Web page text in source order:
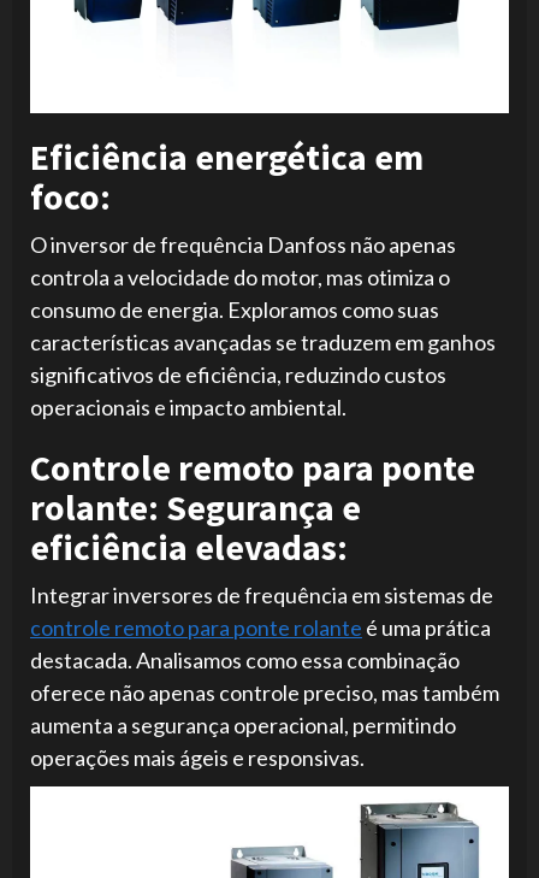
Eficiência energética em
foco:
O inversor de frequência Danfoss não apenas
controla a velocidade do motor, mas otimiza o
consumo de energia. Exploramos como suas
características avançadas se traduzem em ganhos
significativos de eficiência, reduzindo custos
operacionais e impacto ambiental.
Controle remoto para ponte
rolante: Segurança e
eficiência elevadas:
Integrar inversores de frequência em sistemas de
controle remoto para ponte rolante é uma prática
destacada. Analisamos como essa combinação
oferece não apenas controle preciso, mas também
aumenta a segurança operacional, permitindo
operações mais ágeis e responsivas.